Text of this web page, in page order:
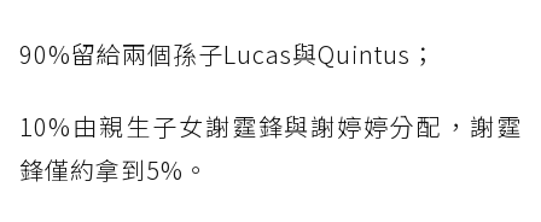
90%留給兩個孫子Lucas與Quintus；
10%由親生子女謝霆鋒與謝婷婷分配，謝霆
鋒僅約拿到5%。